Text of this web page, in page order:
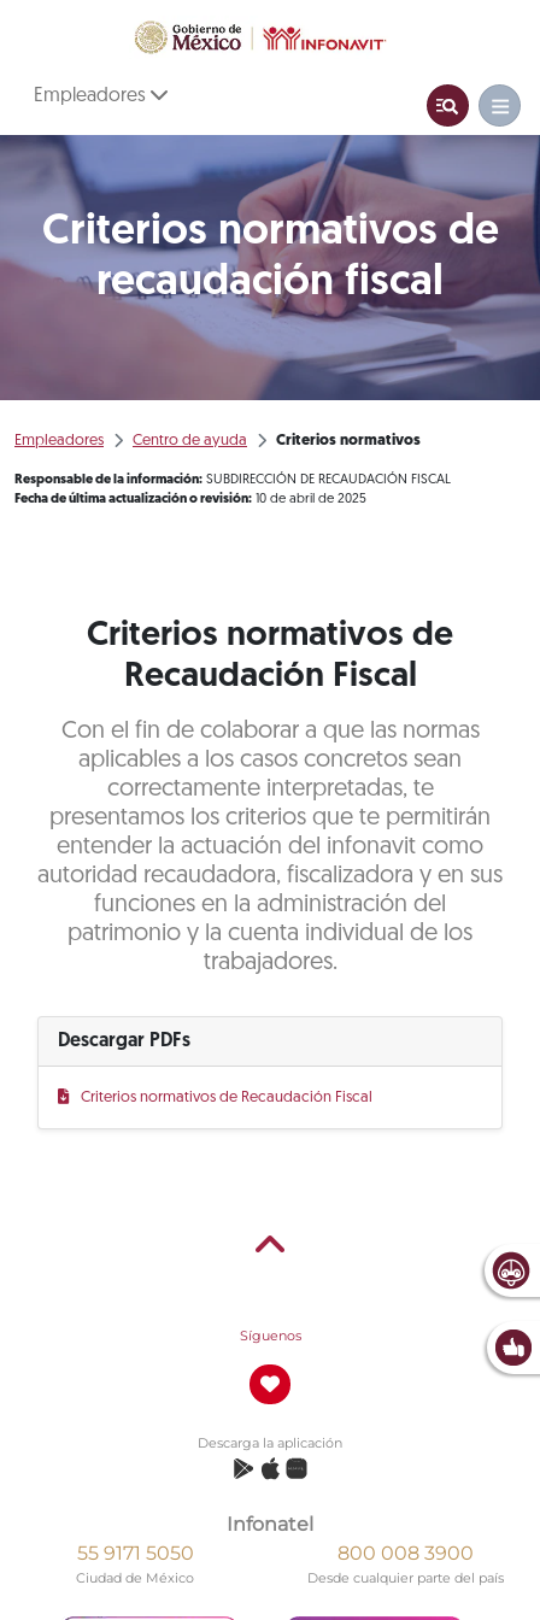
Empleadores
Criterios normativos de
recaudación fiscal
Empleadores Centro de ayuda Criterios normativos
Responsable de la información: SUBDIRECCIÓN DE RECAUDACIÓN FISCAL
Fecha de última actualización o revisión: 10 de abril de 2025
Criterios normativos de
Recaudación Fiscal
Con el fin de colaborar a que las normas
aplicables a los casos concretos sean
correctamente interpretadas, te
presentamos los criterios que te permitirán
entender la actuación del infonavit como
autoridad recaudadora, fiscalizadora y en sus
funciones en la administración del
patrimonio y la cuenta individual de los
trabajadores.
Descargar PDFs
Criterios normativos de Recaudación Fiscal
Síguenos
Descarga la aplicación
Infonatel
55 9171 5050
Ciudad de México
800 008 3900
Desde cualquier parte del país